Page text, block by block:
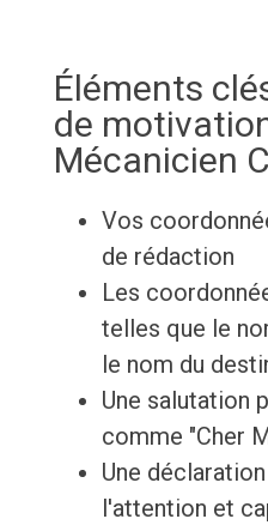
Éléments
de
Mécanicien
Vos
de rédaction
Les
telles que le
le nom du
Une salutation
comme "Cher
Une
l'attention et